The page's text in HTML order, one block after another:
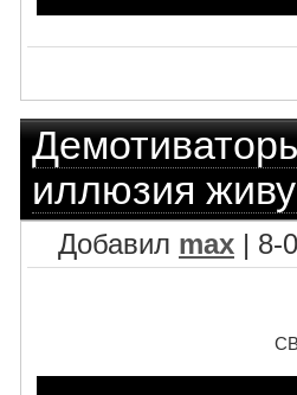
иллюзия
Добавил max | 8-